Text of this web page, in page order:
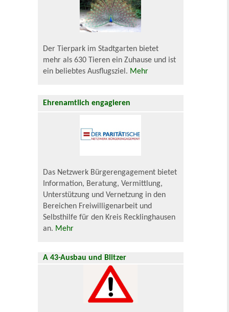
Der Tierpark im Stadtgarten bietet
mehr als 630 Tieren ein Zuhause und ist
ein beliebtes Ausflugsziel. Mehr
Ehrenamtlich engagieren
Das Netzwerk Bürgerengagement bietet
Information, Beratung, Vermittlung,
Unterstützung und Vernetzung in den
Bereichen Freiwilligenarbeit und
Selbsthilfe für den Kreis Recklinghausen
an. Mehr
A 43-Ausbau und Blitzer